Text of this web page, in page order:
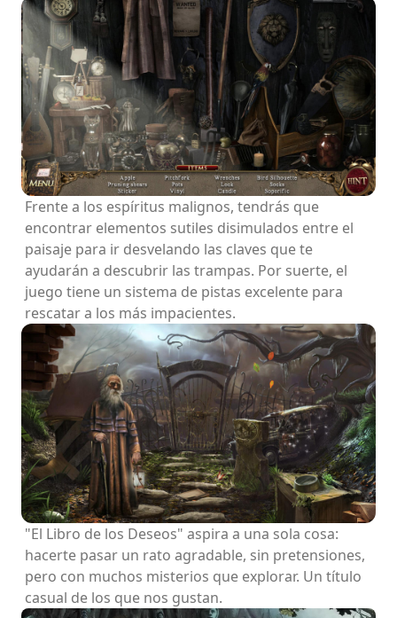
Frente a los espíritus malignos, tendrás que
encontrar elementos sutiles disimulados entre el
paisaje para ir desvelando las claves que te
ayudarán a descubrir las trampas. Por suerte, el
juego tiene un sistema de pistas excelente para
rescatar a los más impacientes.
"El Libro de los Deseos" aspira a una sola cosa:
hacerte pasar un rato agradable, sin pretensiones,
pero con muchos misterios que explorar. Un título
casual de los que nos gustan.